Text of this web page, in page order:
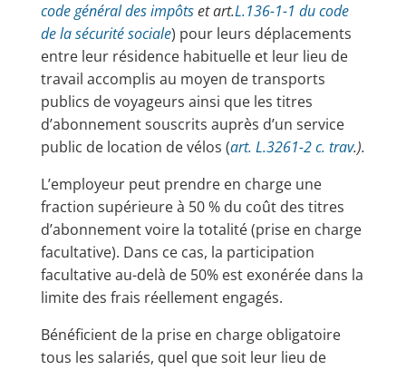
code général des impôtset art.L.136-1-1 du code
de la sécurité sociale) pour leurs déplacements
entre leur résidence habituelle et leur lieu de
travail accomplis au moyen de transports
publics de voyageurs ainsi que les titres
d’abonnement souscrits auprès d’un service
public de location de vélos (art. L.3261-2 c. trav.).
L’employeur peut prendre en charge une
fraction supérieure à 50 % du coût des titres
d’abonnement voire la totalité (prise en charge
facultative). Dans ce cas, la participation
facultative au-delà de 50% est exonérée dans la
limite des frais réellement engagés.
Bénéficient de la prise en charge obligatoire
tous les salariés, quel que soit leur lieu de